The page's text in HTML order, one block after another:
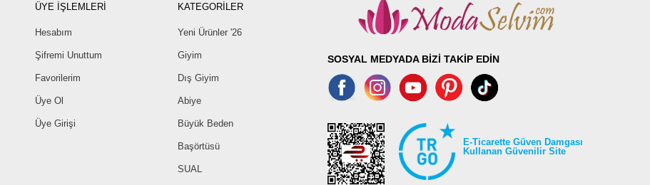
ÜYE İŞLEMLERİ
Hesabım
Şifremi Unuttum
Favorilerim
Üye Ol
Üye Girişi
KATEGORİLER
Yeni Ürünler '26
Giyim
Dış Giyim
Abiye
Büyük Beden
Başörtüsü
SUAL
SOSYAL MEDYADA BİZİ TAKİP EDİN
E-Ticarette Güven Damgası
Kullanan Güvenilir Site